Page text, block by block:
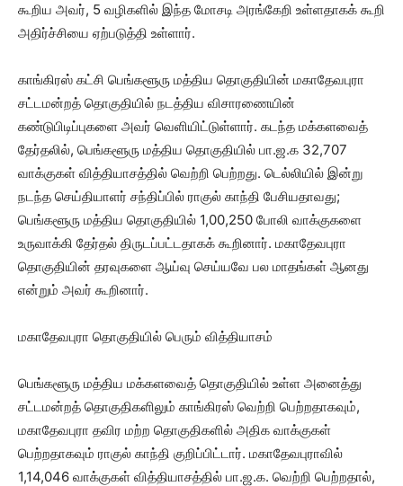
கூறிய அவர், 5 வழிகளில் இந்த மோசடி அரங்கேறி உள்ளதாகக் கூறி
அதிர்ச்சியை ஏற்படுத்தி உள்ளார்.
காங்கிரஸ் கட்சி பெங்களூரு மத்திய தொகுதியின் மகாதேவபுரா
சட்டமன்றத் தொகுதியில் நடத்திய விசாரணையின்
கண்டுபிடிப்புகளை அவர் வெளியிட்டுள்ளார். கடந்த மக்களவைத்
தேர்தலில், பெங்களூரு மத்திய தொகுதியில் பா.ஜ.க 32,707
வாக்குகள் வித்தியாசத்தில் வெற்றி பெற்றது. டெல்லியில் இன்று
நடந்த செய்தியாளர் சந்திப்பில் ராகுல் காந்தி பேசியதாவது;
பெங்களூரு மத்திய தொகுதியில் 1,00,250 போலி வாக்குகளை
உருவாக்கி தேர்தல் திருடப்பட்டதாகக் கூறினார். மகாதேவபுரா
தொகுதியின் தரவுகளை ஆய்வு செய்யவே பல மாதங்கள் ஆனது
என்றும் அவர் கூறினார்.
மகாதேவபுரா தொகுதியில் பெரும் வித்தியாசம்
பெங்களூரு மத்திய மக்களவைத் தொகுதியில் உள்ள அனைத்து
சட்டமன்றத் தொகுதிகளிலும் காங்கிரஸ் வெற்றி பெற்றதாகவும்,
மகாதேவபுரா தவிர மற்ற தொகுதிகளில் அதிக வாக்குகள்
பெற்றதாகவும் ராகுல் காந்தி குறிப்பிட்டார். மகாதேவபுராவில்
1,14,046 வாக்குகள் வித்தியாசத்தில் பா.ஜ.க. வெற்றி பெற்றதால்,